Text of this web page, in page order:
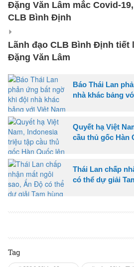
Đặng Văn Lâm mắc Covid-
CLB Bình Định
Lãnh đạo CLB Bình Định tiết
Đặng Văn Lâm
Báo Thái Lan
nhà khác bảng
Quyết hạ Việt
cầu thủ gốc Hàn
Thái Lan chấp
có thể dự giải
Tag